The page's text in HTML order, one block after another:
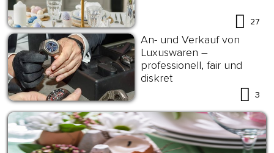
27
An- und Verkauf von
Luxuswaren –
professionell, fair und
diskret
3